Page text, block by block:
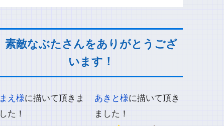
素敵なぶたさんをありがとうござ
います！
まえ様に描いて頂きま
した！
あきと様に描いて頂き
ました！